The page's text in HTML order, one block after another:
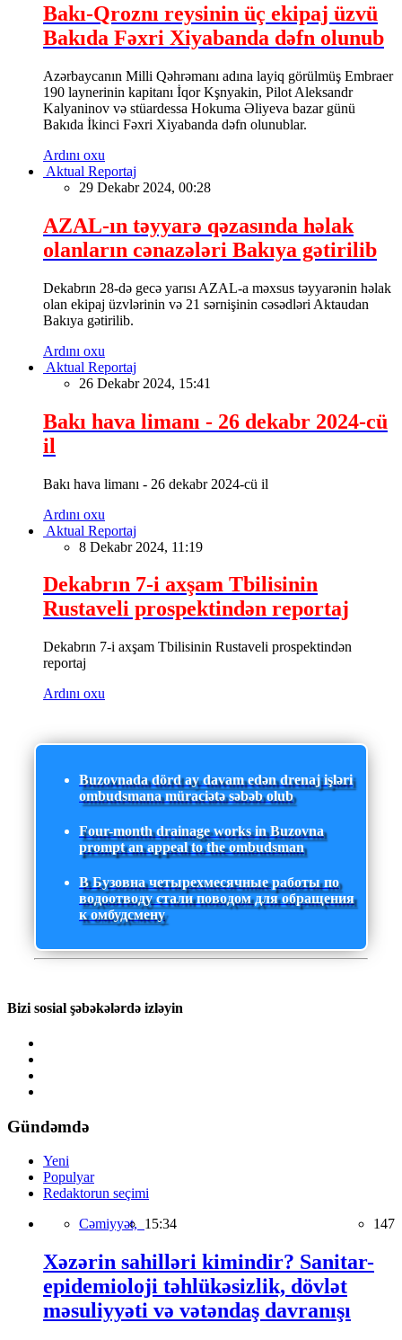
Bakı-Qroznı reysinin üç ekipaj üzvü
Bakıda Fəxri Xiyabanda dəfn olunub
Azərbaycanın Milli Qəhrəmanı adına layiq görülmüş Embraer
190 laynerinin kapitanı İqor Kşnyakin, Pilot Aleksandr
Kalyaninov və stüardessa Hokuma Əliyeva bazar günü
Bakıda İkinci Fəxri Xiyabanda dəfn olunublar.
Ardını oxu
Aktual Reportaj
29 Dekabr 2024, 00:28
AZAL-ın təyyarə qəzasında həlak
olanların cənazələri Bakıya gətirilib
Dekabrın 28-də gecə yarısı AZAL-a məxsus təyyarənin həlak
olan ekipaj üzvlərinin və 21 sərnişinin cəsədləri Aktaudan
Bakıya gətirilib.
Ardını oxu
Aktual Reportaj
26 Dekabr 2024, 15:41
Bakı hava limanı - 26 dekabr 2024-cü
il
Bakı hava limanı - 26 dekabr 2024-cü il
Ardını oxu
Aktual Reportaj
8 Dekabr 2024, 11:19
Dekabrın 7-i axşam Tbilisinin
Rustaveli prospektindən reportaj
Dekabrın 7-i axşam Tbilisinin Rustaveli prospektindən
reportaj
Ardını oxu
Buzovnada dörd ay davam edən drenaj işləri
ombudsmana müraciətə səbəb olub
Four-month drainage works in Buzovna
prompt an appeal to the ombudsman
В Бузовна четырехмесячные работы по
водоотводу стали поводом для обращения
к омбудсмену
Bizi sosial şəbəkələrdə izləyin
Gündəmdə
Yeni
Populyar
Redaktorun seçimi
Cəmiyyət, 15:34 147
Xəzərin sahilləri kimindir? Sanitar-
epidemioloji təhlükəsizlik, dövlət
məsuliyyəti və vətəndaş davranışı